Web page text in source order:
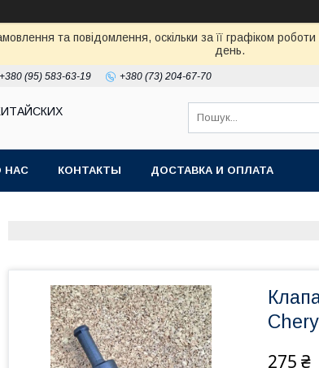
та повідомлення, оскільки за її графіком
день.
+380 (95) 583-63-19 +380 (73) 204-67-70
НАС КОНТАКТЫ ДОСТАВКА И ОПЛАТА
275 ₴